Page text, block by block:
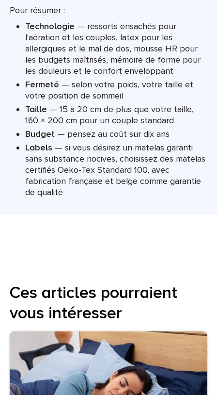
Pour résumer :
Technologie — ressorts ensachés pour
l'aération et les couples, latex pour les
allergiques et le mal de dos, mousse HR pour
les budgets maîtrisés, mémoire de forme pour
les douleurs et le confort enveloppant
Fermeté — selon votre poids, votre taille et
votre position de sommeil
Taille — 15 à 20 cm de plus que votre taille,
160 × 200 cm pour un couple standard
Budget — pensez au coût sur dix ans
Labels — si vous désirez un matelas garanti
sans substance nocives, choisissez des matelas
certifiés Oeko-Tex Standard 100, avec
fabrication française et belge comme garantie
de qualité
Ces articles pourraient
vous intéresser